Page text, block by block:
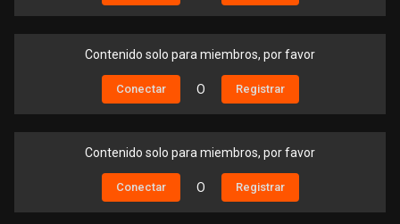
Contenido solo para miembros, por favor
Conectar O Registrar
Contenido solo para miembros, por favor
Conectar O Registrar